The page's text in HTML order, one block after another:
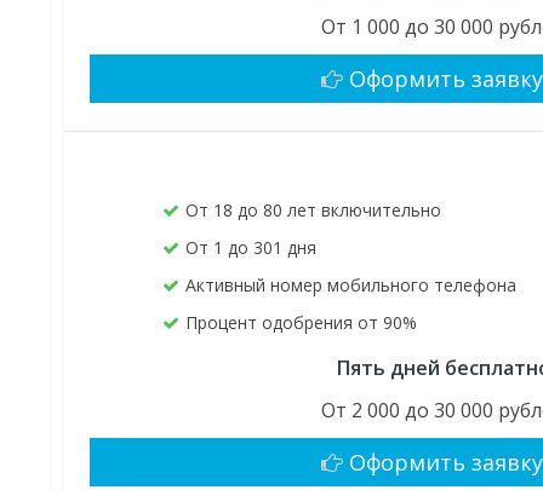
От 1 000 до 30 000
Оформить заявку
От 18 до 80 лет включительно
От 1 до 301 дня
Активный номер мобильного телефона
Процент одобрения от 90%
Пять дней
От 2 000 до 30 000
Оформить заявку